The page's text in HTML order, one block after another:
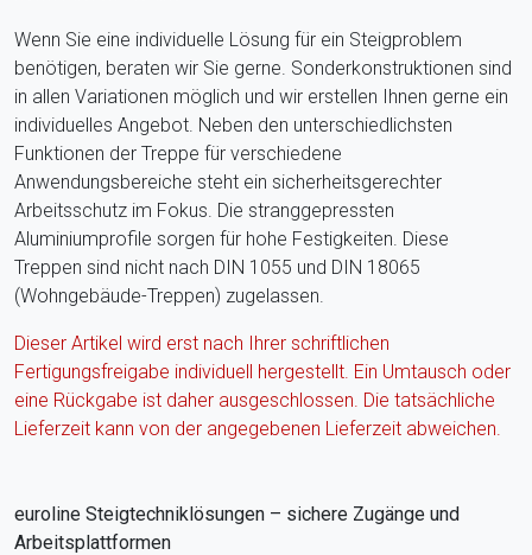
Wenn Sie eine individuelle Lösung für ein Steigproblem
benötigen, beraten wir Sie gerne. Sonderkonstruktionen sind
in allen Variationen möglich und wir erstellen Ihnen gerne ein
individuelles Angebot. Neben den unterschiedlichsten
Funktionen der Treppe für verschiedene
Anwendungsbereiche steht ein sicherheitsgerechter
Arbeitsschutz im Fokus. Die stranggepressten
Aluminiumprofile sorgen für hohe Festigkeiten. Diese
Treppen sind nicht nach DIN 1055 und DIN 18065
(Wohngebäude-Treppen) zugelassen.
Dieser Artikel wird erst nach Ihrer schriftlichen
Fertigungsfreigabe individuell hergestellt. Ein Umtausch oder
eine Rückgabe ist daher ausgeschlossen. Die tatsächliche
Lieferzeit kann von der angegebenen Lieferzeit abweichen.
euroline Steigtechniklösungen – sichere Zugänge und
Arbeitsplattformen